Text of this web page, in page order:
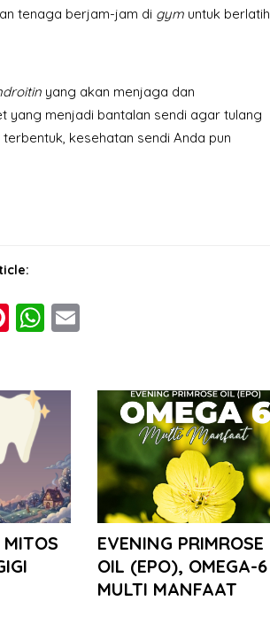
tenaga berjam-jam di gym untuk berlatih
yang akan menjaga dan
yang menjadi bantalan sendi agar tulang
kesehatan sendi Anda pun
Pinterest
WhatsApp
Email
EVENING PRIMROSE
OIL (EPO), OMEGA-6
MULTI MANFAAT